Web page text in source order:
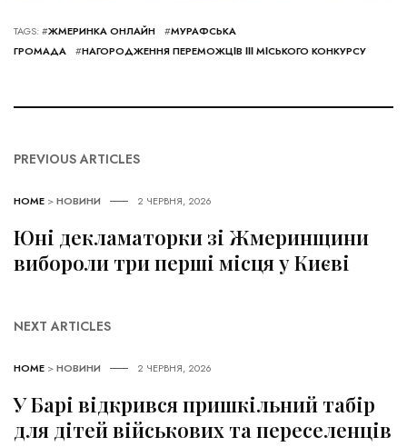
TAGS: #ЖМЕРИНКА ОНЛАЙН #МУРАФСЬКА
ГРОМАДА
#НАГОРОДЖЕННЯ ПЕРЕМОЖЦІВ ІІІ МІСЬКОГО КОНКУРСУ
PREVIOUS ARTICLES
HOME >НОВИНИ 2 ЧЕРВНЯ, 2026
Юні декламаторки зі Жмеринщини
вибороли три перші місця у Києві
NEXT ARTICLES
HOME >НОВИНИ 2 ЧЕРВНЯ, 2026
У Барі відкрився пришкільний табір
для дітей військових та переселенців